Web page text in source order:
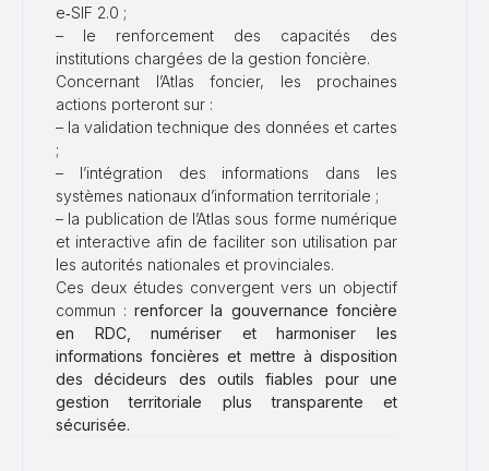
e‑SIF 2.0 ;
– le renforcement des capacités des
institutions chargées de la gestion foncière.
Concernant l’Atlas foncier, les prochaines
actions porteront sur :
– la validation technique des données et cartes
;
– l’intégration des informations dans les
systèmes nationaux d’information territoriale ;
– la publication de l’Atlas sous forme numérique
et interactive afin de faciliter son utilisation par
les autorités nationales et provinciales.
Ces deux études convergent vers un objectif
commun : renforcer la gouvernance foncière
en RDC, numériser et harmoniser les
informations foncières et mettre à disposition
des décideurs des outils fiables pour une
gestion territoriale plus transparente et
sécurisée.